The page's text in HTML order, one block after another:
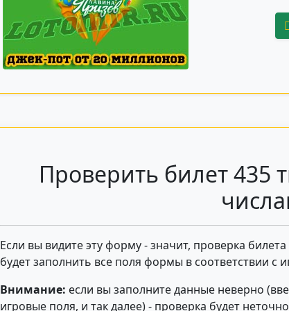
Проверить билет 435
Если вы видите эту форму - значит, проверка
будет заполнить все поля формы в соответствии с
Внимание: если вы заполните данные неверно
игровые поля, и так далее) - проверка будет